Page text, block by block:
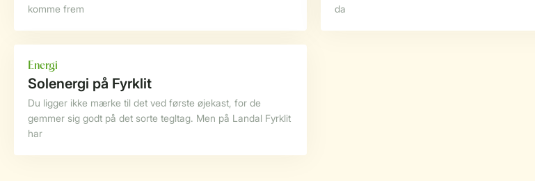
komme frem
da
Energi
Solenergi på Fyrklit
Du ligger ikke mærke til det ved første øjekast, for de
gemmer sig godt på det sorte tegltag. Men på Landal Fyrklit
har